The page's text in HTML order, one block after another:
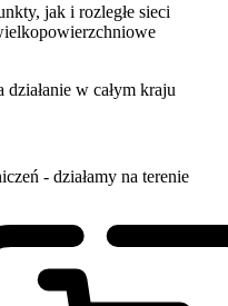
jak i rozległe sieci
- działamy na terenie